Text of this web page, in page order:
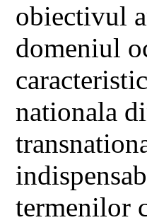
obiectivul
domeniul
nationala
termenilor